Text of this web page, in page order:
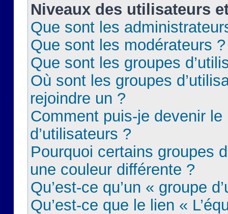
Niveaux des utilisateurs
Que sont les
Que sont les modérateurs ?
Que sont les groupes
Où sont les groupes
rejoindre un ?
Comment puis-je devenir le
d’utilisateurs ?
Pourquoi certains groupes
une couleur différente ?
Qu’est-ce qu’un « groupe
Qu’est-ce que le lien «